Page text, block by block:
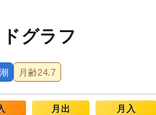
グラフ
月齢24.7
月出
月入